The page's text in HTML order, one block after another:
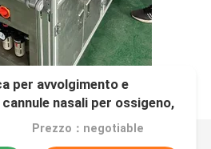
per avvolgimento e
nasali per ossigeno,
mm, attrezzatura
ad alta velocità
Prezzo：negotiable